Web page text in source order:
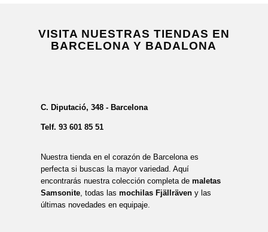
VISITA NUESTRAS TIENDAS EN
BARCELONA Y BADALONA
C. Diputació, 348 - Barcelona
Telf. 93 601 85 51
Nuestra tienda en el corazón de Barcelona es
perfecta si buscas la mayor variedad. Aquí
encontrarás nuestra colección completa de maletas
Samsonite, todas las mochilas Fjällräveny las
últimas novedades en equipaje.